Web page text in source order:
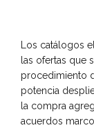
Los catálogos
las ofertas que
procedimiento
potencia
la compra
acuerdos